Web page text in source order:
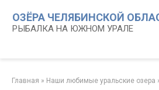
контенту
ОЗЁРА ЧЕЛЯБИНСКОЙ
РЫБАЛКА НА ЮЖНОМ УРАЛЕ
Главная » Наши любимые уральские озера